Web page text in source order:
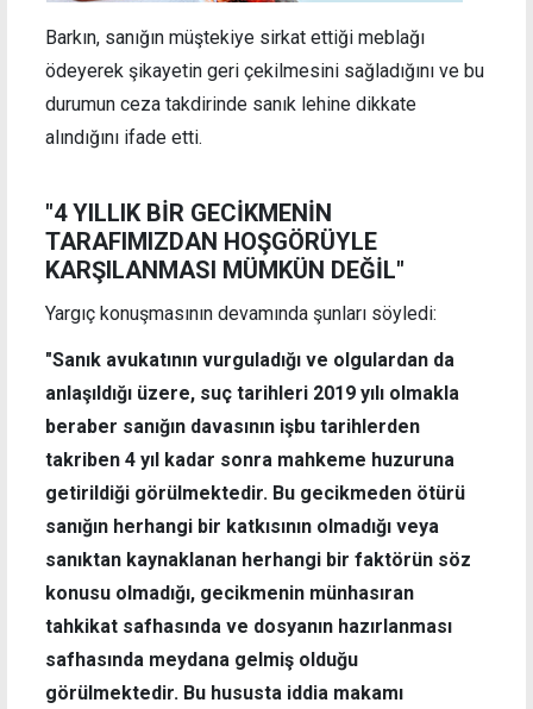
Barkın, sanığın müştekiye sirkat ettiği meblağı
ödeyerek şikayetin geri çekilmesini sağladığını ve bu
durumun ceza takdirinde sanık lehine dikkate
alındığını ifade etti.
"4 YILLIK BİR GECİKMENİN
TARAFIMIZDAN HOŞGÖRÜYLE
KARŞILANMASI MÜMKÜN DEĞİL"
Yargıç konuşmasının devamında şunları söyledi:
"Sanık avukatının vurguladığı ve olgulardan da
anlaşıldığı üzere, suç tarihleri 2019 yılı olmakla
beraber sanığın davasının işbu tarihlerden
takriben 4 yıl kadar sonra mahkeme huzuruna
getirildiği görülmektedir. Bu gecikmeden ötürü
sanığın herhangi bir katkısının olmadığı veya
sanıktan kaynaklanan herhangi bir faktörün söz
konusu olmadığı, gecikmenin münhasıran
tahkikat safhasında ve dosyanın hazırlanması
safhasında meydana gelmiş olduğu
görülmektedir. Bu hususta iddia makamı